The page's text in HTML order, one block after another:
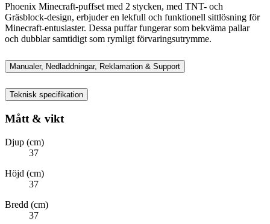
Phoenix Minecraft-puffset med 2 stycken, med TNT- och
Gräsblock-design, erbjuder en lekfull och funktionell sittlösning för
Minecraft-entusiaster. Dessa puffar fungerar som bekväma pallar
och dubblar samtidigt som rymligt förvaringsutrymme.
Manualer, Nedladdningar, Reklamation & Support
Teknisk specifikation
Mått & vikt
Djup (cm)
37
Höjd (cm)
37
Bredd (cm)
37